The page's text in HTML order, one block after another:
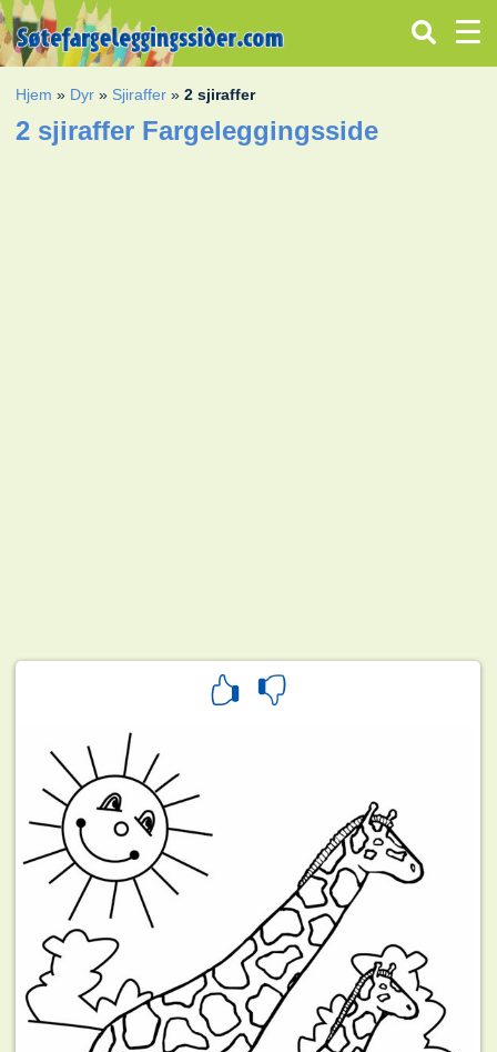
Hjem » Dyr » Sjiraffer »2 sjiraffer
2 sjiraffer Fargeleggingsside